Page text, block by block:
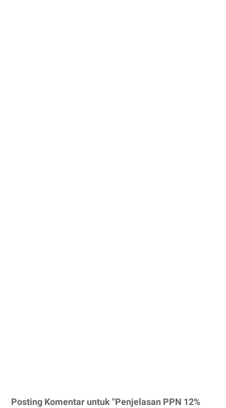
Posting Komentar untuk "Penjelasan PPN 12%